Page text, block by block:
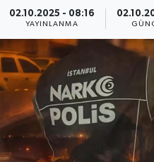
02.10.2025 - 08:16
YAYINLANMA
Spor
Yaşam
Anali̇z
Bi̇li̇m & Teknoloji̇
Dünya